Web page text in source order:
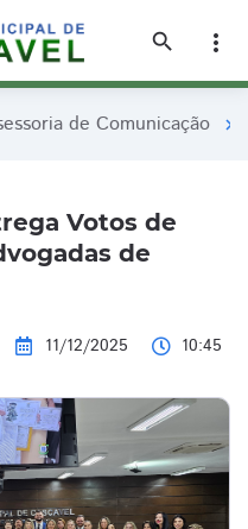
search
more_vert
de Comunicação chevron_right
Votos de
de
11/12/2025 10:45